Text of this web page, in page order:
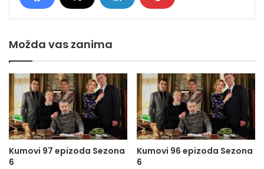
Možda vas zanima
Kumovi 97 epizoda Sezona
6
Kumovi 96 epizoda Sezona
6